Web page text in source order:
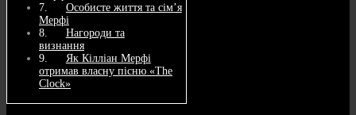
Особисте життя та сім’я
Мерфі
Нагороди та
визнання
Як Кілліан Мерфі
отримав власну пісню «The
Clock»